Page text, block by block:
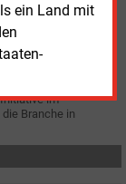
ein Land mit
22.10.2024, 11:00
Licht gerückt
im
Branche in